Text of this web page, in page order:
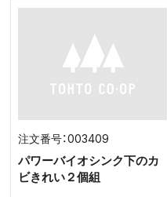
003409
パワーバイオシンク下のカ
ビきれい２個組